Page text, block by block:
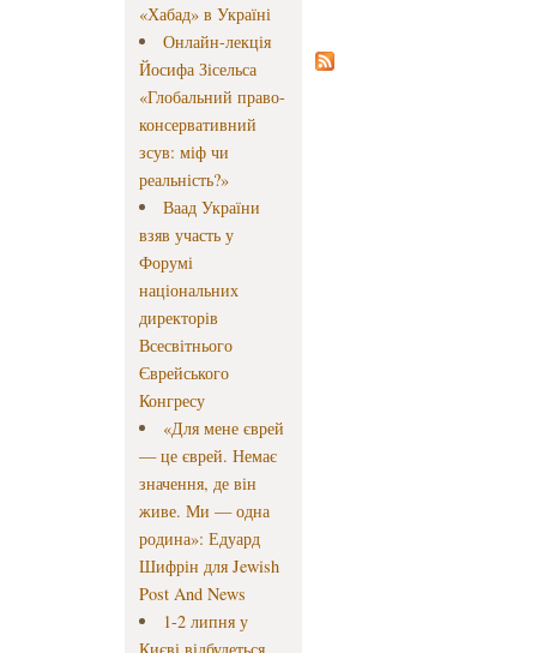
«Хабад» в Україні
Онлайн-лекція
Йосифа Зісельса
«Глобальний право-
консервативний
зсув: міф чи
реальність?»
Ваад України
взяв участь у
Форумі
національних
директорів
Всесвітнього
Єврейського
Конгресу
«Для мене єврей
— це єврей. Немає
значення, де він
живе. Ми — одна
родина»: Едуард
Шифрін для Jewish
Post And News
1-2 липня у